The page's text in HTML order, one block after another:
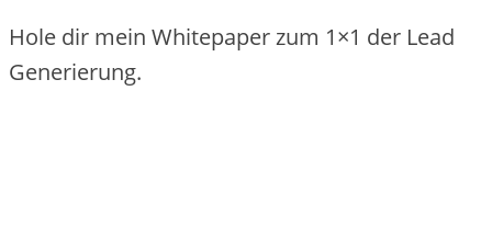
Hole dir mein Whitepaper zum 1×1 der Lead
Generierung.